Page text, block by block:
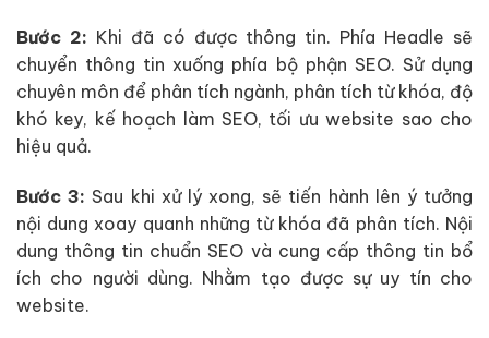
Bước 2: Khi đã có được thông tin. Phía Headle sẽ
chuyển thông tin xuống phía bộ phận SEO. Sử dụng
chuyên môn để phân tích ngành, phân tích từ khóa, độ
khó key, kế hoạch làm SEO, tối ưu website sao cho
hiệu quả.
Bước 3: Sau khi xử lý xong, sẽ tiến hành lên ý tưởng
nội dung xoay quanh những từ khóa đã phân tích. Nội
dung thông tin chuẩn SEO và cung cấp thông tin bổ
ích cho người dùng. Nhằm tạo được sự uy tín cho
website.